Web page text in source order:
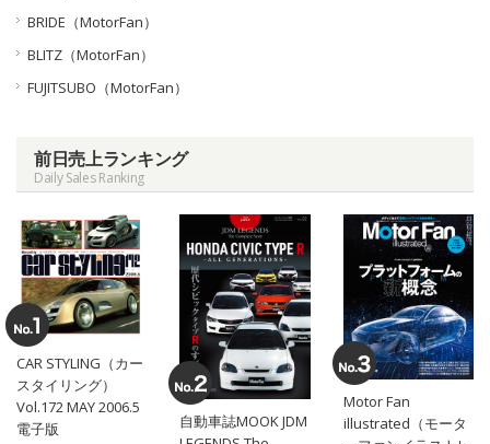
BRIDE（MotorFan）
BLITZ（MotorFan）
FUJITSUBO（MotorFan）
前日売上ランキング
Daily Sales Ranking
CAR STYLING（カー
スタイリング）
Vol.172 MAY 2006.5
電子版
自動車誌MOOK JDM
Motor Fan
illustrated（モータ